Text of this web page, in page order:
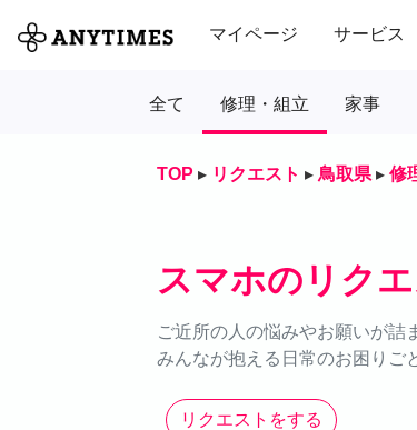
マイページ サービス
全て 修理・組立 家事
TOP ▸ リクエスト ▸ 鳥取県 ▸ 修
スマホのリクエ
ご近所の人の悩みやお願いが詰
みんなが抱える日常のお困りご
リクエストをする